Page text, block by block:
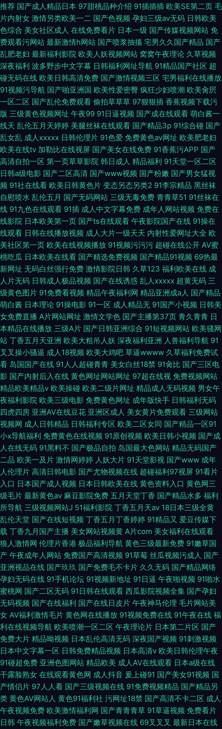
推荐 国产成人精品日本 97甜桃品种介绍 91插插插 欧美SE第二页 毛
片内射女 激情另类欧美一二 国产色视频 孕妇三级av无码 日韩欧美
色综合 美女社区成人 在线免费看片 日本一级 国产传媒视频网站 免
费观看污网站 最新激情h网站 国产喷浆抽搐 宅男久久国产精品 国产
乱肥老妇 最新福利影院 欧美人妖视频网站 窝窝午夜理论 久草视频
深夜福利 波多野步中文字幕 日韩福利网址导航 91精品国产社区 超
碰无码在线 欧美日韩高清免费 国产激情视频三区 宅男福利在线播放
91视频污导航 国产啪亚洲国 欧美性爱密臀 疯狂少妇喷潮 欧美肏屄
一区二区 国产乱伦免费观看 偷拍草草草 97狠狠插 香蕉视频下载污
版 三级黄色视频网址 午夜99 91日逼视频 国产成在线观看 萌白酱一
线天 乱伦五月天婷婷 美腿丝袜在线观看 国产精品3p 91综合碰 国产
乱女乱 成人xxxxx 日韩伦理片 91色爱 免费黄色av网址 欧美肥老妇
欧美在线tv 加勒比在线视屏 国产美女在线免费 91香蕉污APP 国产
高清自拍一区 第一页草草影院 韩日成人 精品福利 91天堂一区二区
日韩a级电影 国产二区高清 国产www视频 国产粉嫩 国产男女猛视
频 91社在线看 欧美日韩黄色片 变态另态另类2 91李宗精品 黑丝袜
自慰喷水 乱伦五月 国产无码网站 三级无毒免费 青青草51 91丝袜在
线 91九色在线观看 91插 成人中文字幕免费 成年人网站视频 免费在
线影院 日本欧美第一页 国产ts在线观看 午夜影院国产在线 91操在
线观看 日韩在线播放视频 成人大片一级天天 内射性爱网址大全 欧
美社区第一页 欧美在线视频播放 91视频污污污 超碰在线公开 AV蜜
桃吃瓜 日本欧美在线看 国产精选免费视频 国产精品91视频 69热最
新网址 无码白丝强行免费 激情影院日韩 久草123 福利欧美在线 成
人片无码 日韩成人极品视频 国产在线诱惑 乱人xxxxx 超黄无码 三
级黄色图片 91免费看视频 精品午夜福利网 精品亚洲成a人 国产精品
萌白酱 日本理论 91操电影 91一区 成人精品无 91国产小视频 日韩美
女免费直播 A片网站网址 激情文学色 国产主播第37页 青久青青 日
本精品在线播放 三级A片 国产日韩亚洲综合 91短视频网站 欧美骚网
站 丁香五月天亚洲 欧美大粗吊人妖 深夜福利亚洲 人兽福利导航 91
叉叉操小骚逼 成人18视频 欧美大鸡吧 草逼wwww 久草福利免费试
看 岛国国产在线 91人人超碰青青 美女白丝18禁 91肏比 国产三区电
影 国产内射后入在线 黄色网址网站网址 97超在线视 免费视频网站
精品欧美精品v 欧美操碰 欧美二级片网址 精品成人无码视频 男女午
夜福利影院 欧美三级电影 免费黄色网址 成年版快手 日韩福利无码
四虎四房 亚洲AV在线豆花 亚洲区成人 美女黄片免费观看 三级网站
视频网 成人日韩精品 日韩福利专区 欧美二区女同 国产精品一区91
小x导航福利 免费黄色在线视频 91原创视频 欧美日韩小视频 国产成
人在线无码 91黑料不 国产极品自拍 岛国最大色网站 精品无码国产
二品 欧美一及片 激情网婷婷 人妖大片 91天堂影视 国产www 成年
人伦理片 高清日韩电影 国产尤物视频在线 超碰福利97视屏 91看片
入口 日本国产成人视频 日本日韩欧美在线 黄色资料入口 黄色网三
级毛片 最新黄色av 麻豆影院免费 五月天堂丁香 国产精品水多 福利
所导航 三级视频网站J 51福利影院 丁香五月天av 18日本三级全黄
乱伦天堂 国产在线短视频 丁香五月丁香婷婷 91精品又 爱豆传媒下
载 丁香九月国产主播 美女网站视频黄 A片com 美女福利在线观看
狼人激情网 伦理片香港 极品福利导航 黄色三级最新免费 91嫩草国
产 午夜成年人网站 免费国产高清视频 91草莓 丝瓜视频污成人 国产
亚洲视品在线 国产玖玖 国产免费毛不卡片 久久无码 国产精品网络
孕妇无码在线 91手机论坛 91视频新地址 91日逼 午夜啪视频 91啪水
蜜桃网 国产二区无码 91日韩在线观看 西瓜影院视频全集 国产孕妇
无码视频 国产在线福利 国产在线日皮片 午夜神马伦理 毛片网站美
女 AV福利激情毛片 黄色网在线播放 91视频免费在线 91午夜在线 福
利在线视频导航 欧美喷潮一区二区 午夜理论片 日本第二片区 国产
免费大片 精品呦视频 日本乱伦高清无码 深夜国产视频 91刺激视频
日本中文字幕一区 日韩免费精品视频 日本高清v 欧美日韩伦理午夜
91碰超免费 亚洲色图网站 精品欧美 成人AV在线观看 日本a级在线
干露脸熟女 在线观看黄色网 成人抖音 爰上碰91 国产美女91视频 国
产情侣片 97人人看 国产三级视频在线 91免费视频精品 国产精品另
类 黄色AV网站人 黄色91福利社 污网址18禁 国产高清不卡二区 成人
午夜视频免费 欧美激情福利网 国产青青青草 91草逼视频 免费看片
日韩 午夜视频福利免费 国产嫩草视频在线 69叉叉叉 最新日本在线